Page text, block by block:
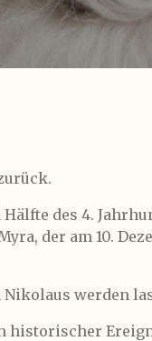
des 4.
der am 10.
werden
historischer